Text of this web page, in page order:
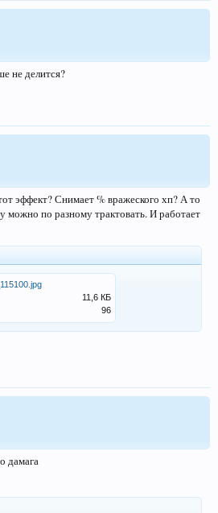
не делится?
эффект? Снимает % вражеского хп? А то
по разному трактовать. И работает
11,6 КБ
96
дамага